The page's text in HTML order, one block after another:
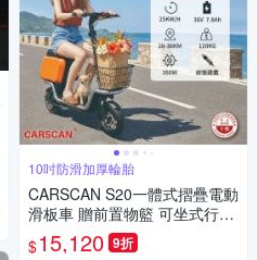
10吋防滑加厚輪胎
CARSCAN S20一體式摺疊電動
滑板車 贈前置物籃 可坐式行李
箱
$15,120 9折